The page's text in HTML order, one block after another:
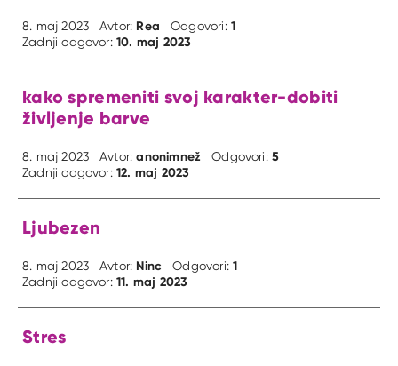
8. maj 2023 Avtor: Rea Odgovori: 1
Zadnji odgovor:10. maj 2023
kako spremeniti svoj karakter-dobiti
življenje barve
8. maj 2023 Avtor:anonimnež Odgovori:5
Zadnji odgovor:12. maj 2023
Ljubezen
8. maj 2023 Avtor: Ninc Odgovori:1
Zadnji odgovor:11. maj 2023
Stres